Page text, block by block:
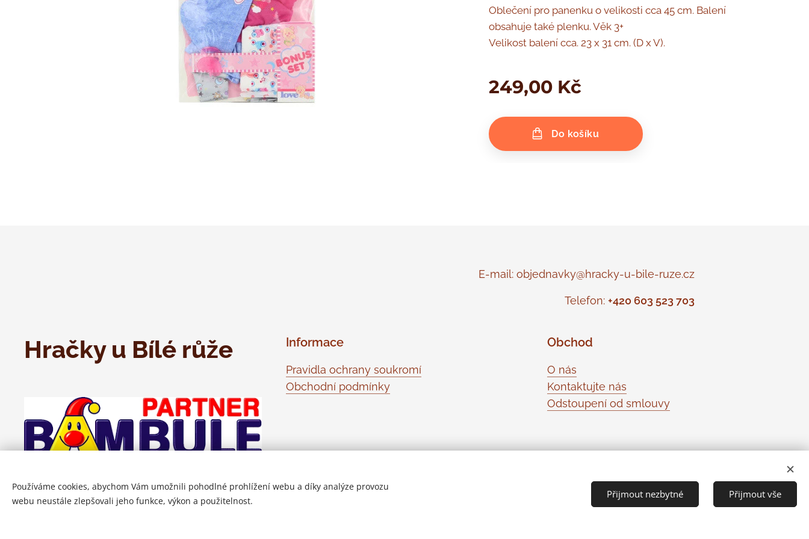
Oblečení pro panenku o velikosti cca 45 cm. Balení
obsahuje také plenku. Věk 3+
Velikost balení cca. 23 x 31 cm. (D x V).
249,00 Kč
Do košíku
E-mail: objednavky@hracky-u-bile-ruze.cz
Telefon: +420 603 523 703
Hračky u Bílé růže Informace
Pravidla ochrany soukromí
Obchodní podmínky
Obchod
O nás
Kontaktujte nás
Odstoupení od smlouvy
Používáme cookies, abychom Vám umožnili pohodlné prohlížení webu a díky analýze provozu
webu neustále zlepšovali jeho funkce, výkon a použitelnost.
Přijmout nezbytné Přijmout vše